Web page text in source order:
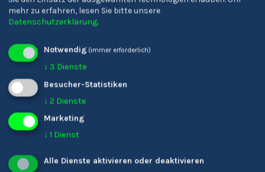
Matching
mehr zu erfahren, lesen Sie bitte unsere
Datenschutzerklärung.
Notwendig (immer erforderlich)
↓ 3 Dienste
Besucher-Statistiken
↓ 2 Dienste
Marketing
↓ 1 Dienst
Alle Dienste aktivieren oder deaktivieren